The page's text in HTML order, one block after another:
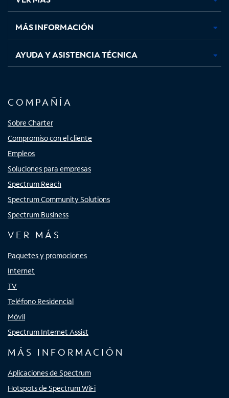
nuevanuevanuevanueva
MÁS INFORMACIÓN
AYUDA Y ASISTENCIA TÉCNICA
COMPAÑÍA
Sobre Charter
Compromiso con el cliente
Empleos
Soluciones para empresas
Spectrum Reach
Spectrum Community Solutions
Spectrum Business
VER MÁS
Paquetes y promociones
Internet
TV
Teléfono Residencial
Móvil
Spectrum Internet Assist
MÁS INFORMACIÓN
Aplicaciones de Spectrum
Hotspots de Spectrum WiFi